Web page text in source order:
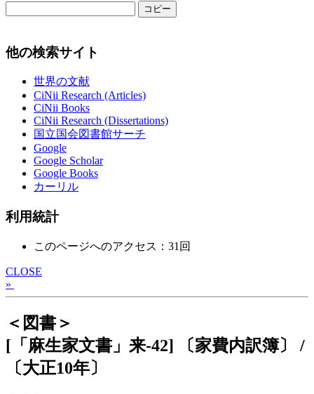
コピー
他の検索サイト
世界の文献
CiNii Research (Articles)
CiNii Books
CiNii Research (Dissertations)
国立国会図書館サーチ
Google
Google Scholar
Google Books
カーリル
利用統計
このページへのアクセス：31回
CLOSE
»
＜図書＞
[「麻生家文書」来-42] 〔家費内訳簿〕 /
〔大正10年〕